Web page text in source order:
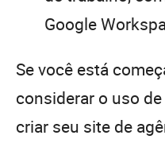
Google
Se você está
considerar o uso
criar seu site de